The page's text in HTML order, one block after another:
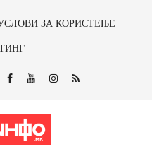
ЗА КОРИСТЕЊЕ